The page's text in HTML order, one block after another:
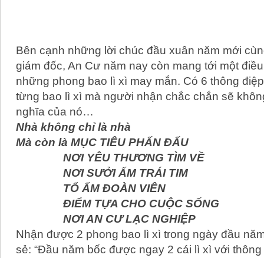
Bên cạnh những lời chúc đầu xuân năm mới
giám đốc, An Cư năm nay còn mang tới một
những phong bao lì xì may mắn. Có 6 thông
từng bao lì xì mà người nhận chắc chắn sẽ
nghĩa của nó…
Nhà không chỉ là nhà
Mà còn là MỤC TIÊU PHẤN ĐẤU
NƠI YÊU THƯƠNG TÌM VỀ
NƠI SƯỞI ẤM TRÁI TIM
TỔ ẤM ĐOÀN VIÊN
ĐIỂM TỰA CHO CUỘC SỐNG
NƠI AN CƯ LẠC NGHIỆP
Nhận được 2 phong bao lì xì trong ngày đầu
sẻ: “Đầu năm bốc được ngay 2 cái lì xì với